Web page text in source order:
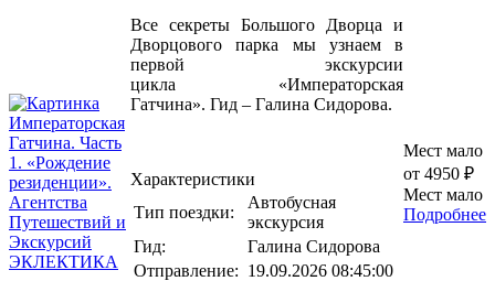
Все секреты Большого Дворца и
Дворцового парка мы узнаем в
первой экскурсии
цикла «Императорская
Гатчина». Гид – Галина Сидорова.
Характеристики
Тип поездки:
Автобусная
экскурсия
Гид:
Галина Сидорова
Отправление: 19.09.2026 08:45:00
Мест мало
от 4950 ₽
Мест мало
Подробнее